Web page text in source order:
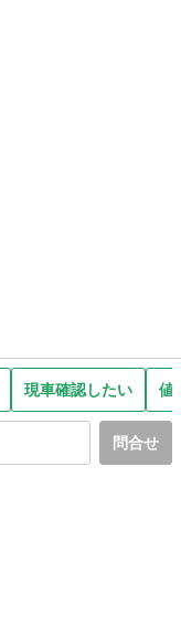
現車確認したい 値
問合せ